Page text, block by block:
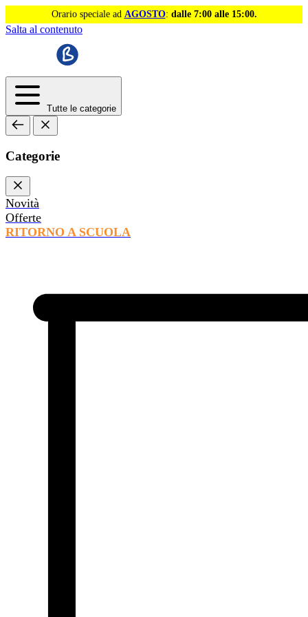
Orario speciale ad AGOSTO: dalle 7:00 alle 15:00.
Salta al contenuto
Tutte le categorie
Categorie
Novità
Offerte
RITORNO A SCUOLA